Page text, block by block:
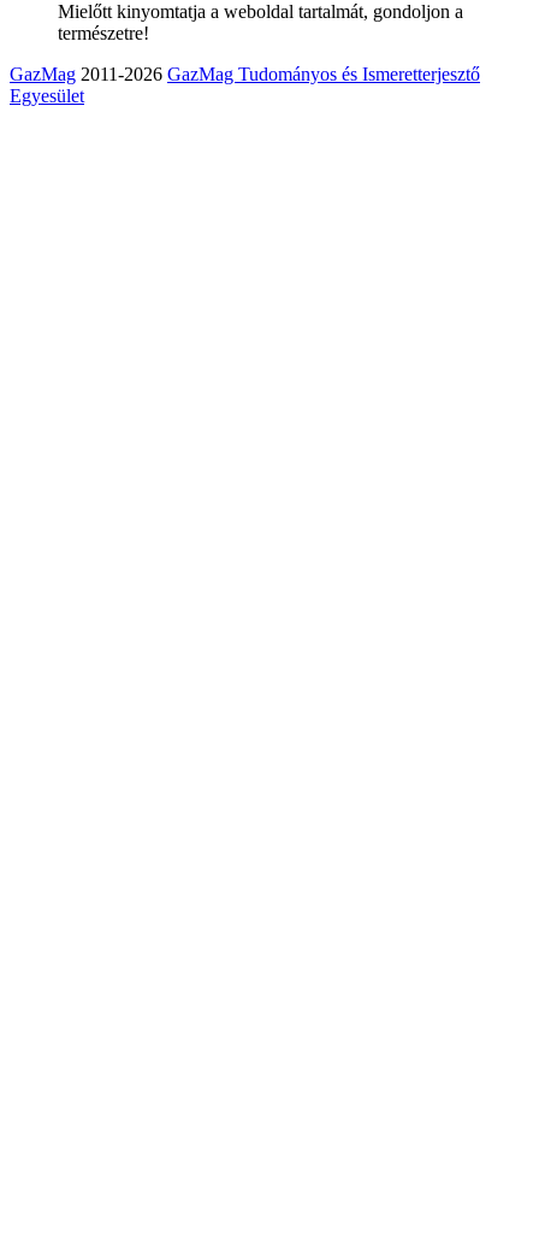
Mielőtt kinyomtatja a weboldal tartalmát, gondoljon a
természetre!
GazMag 2011-2026 GazMag Tudományos és Ismeretterjesztő
Egyesület